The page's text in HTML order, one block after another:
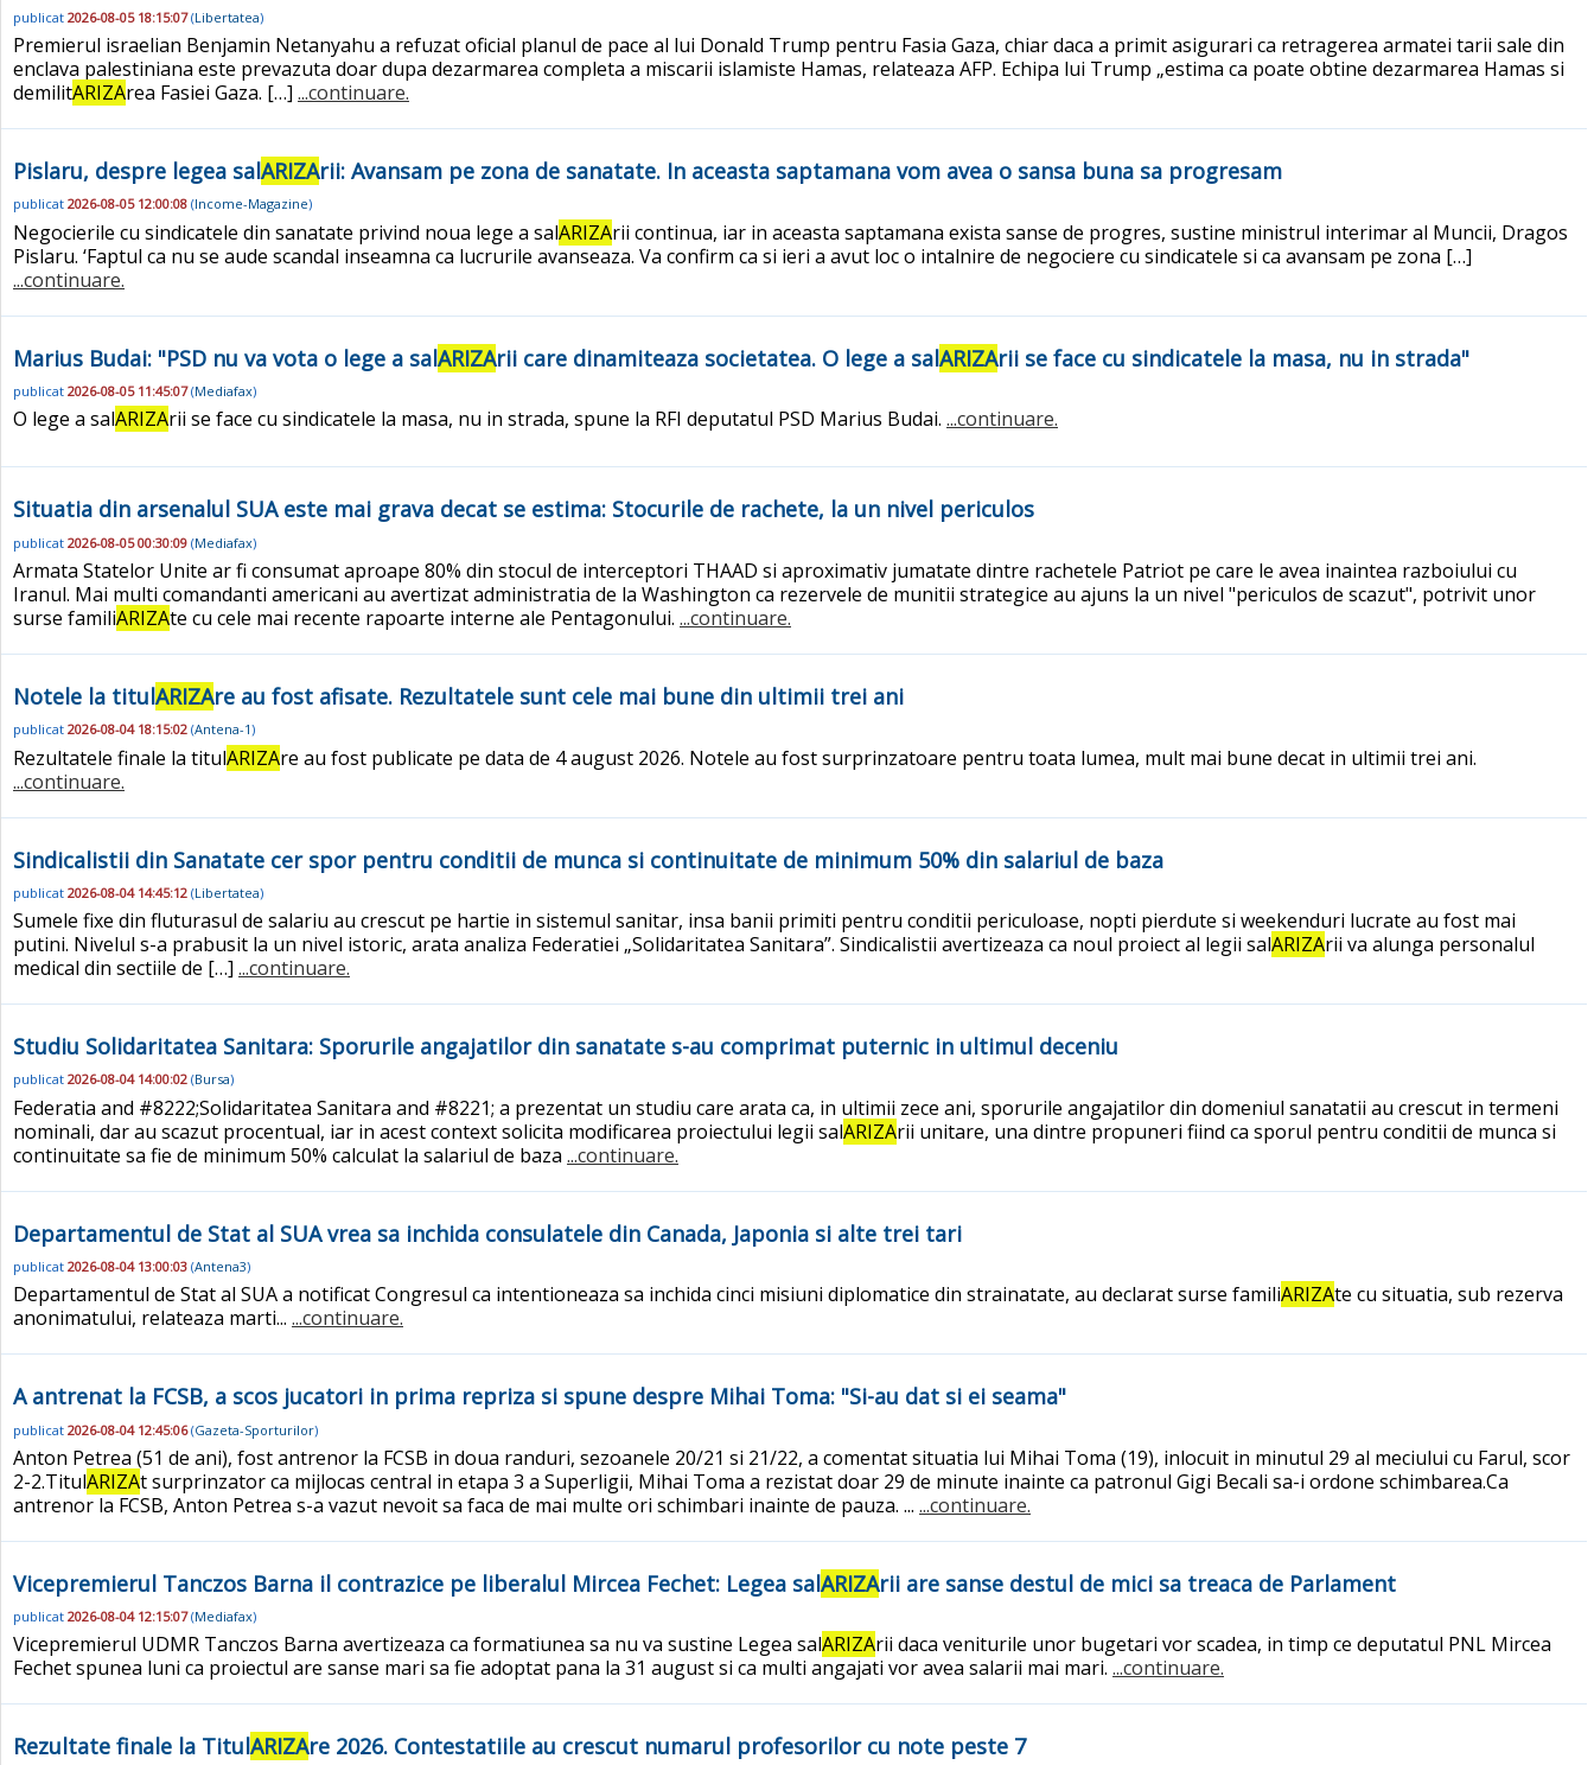
publicat 2026-08-05 18:15:07(Libertatea)
Premierul israelian Benjamin Netanyahu a refuzat oficial planul de pace al lui Donald Trump pentru Fasia Gaza, chiar daca a primit asigurari ca retragerea armatei tarii sale din
enclava palestiniana este prevazuta doar dupa dezarmarea completa a miscarii islamiste Hamas, relateaza AFP. Echipa lui Trump „estima ca poate obtine dezarmarea Hamas si
demilitARIZArea Fasiei Gaza. […] ...continuare.
Pislaru, despre legea salARIZArii: Avansam pe zona de sanatate. In aceasta saptamana vom avea o sansa buna sa progresam
publicat 2026-08-05 12:00:08 (Income-Magazine)
Negocierile cu sindicatele din sanatate privind noua lege a salARIZArii continua, iar in aceasta saptamana exista sanse de progres, sustine ministrul interimar al Muncii, Dragos
Pislaru. ‘Faptul ca nu se aude scandal inseamna ca lucrurile avanseaza. Va confirm ca si ieri a avut loc o intalnire de negociere cu sindicatele si ca avansam pe zona […]
...continuare.
Marius Budai: "PSD nu va vota o lege a salARIZArii care dinamiteaza societatea. O lege a salARIZArii se face cu sindicatele la masa, nu in strada"
publicat 2026-08-05 11:45:07(Mediafax)
O lege a salARIZArii se face cu sindicatele la masa, nu in strada, spune la RFI deputatul PSD Marius Budai. ...continuare.
Situatia din arsenalul SUA este mai grava decat se estima: Stocurile de rachete, la un nivel periculos
publicat 2026-08-05 00:30:09 (Mediafax)
Armata Statelor Unite ar fi consumat aproape 80% din stocul de interceptori THAAD si aproximativ jumatate dintre rachetele Patriot pe care le avea inaintea razboiului cu
Iranul. Mai multi comandanti americani au avertizat administratia de la Washington ca rezervele de munitii strategice au ajuns la un nivel "periculos de scazut", potrivit unor
surse familiARIZAte cu cele mai recente rapoarte interne ale Pentagonului. ...continuare.
Notele la titulARIZAre au fost afisate. Rezultatele sunt cele mai bune din ultimii trei ani
publicat 2026-08-04 18:15:02 (Antena-1)
Rezultatele finale la titulARIZAre au fost publicate pe data de 4 august 2026. Notele au fost surprinzatoare pentru toata lumea, mult mai bune decat in ultimii trei ani.
...continuare.
Sindicalistii din Sanatate cer spor pentru conditii de munca si continuitate de minimum 50% din salariul de baza
publicat 2026-08-04 14:45:12 (Libertatea)
Sumele fixe din fluturasul de salariu au crescut pe hartie in sistemul sanitar, insa banii primiti pentru conditii periculoase, nopti pierdute si weekenduri lucrate au fost mai
putini. Nivelul s-a prabusit la un nivel istoric, arata analiza Federatiei „Solidaritatea Sanitara”. Sindicalistii avertizeaza ca noul proiect al legii salARIZArii va alunga personalul
medical din sectiile de […] ...continuare.
Studiu Solidaritatea Sanitara: Sporurile angajatilor din sanatate s-au comprimat puternic in ultimul deceniu
publicat 2026-08-04 14:00:02 (Bursa)
Federatia and #8222;Solidaritatea Sanitara and #8221; a prezentat un studiu care arata ca, in ultimii zece ani, sporurile angajatilor din domeniul sanatatii au crescut in termeni
nominali, dar au scazut procentual, iar in acest context solicita modificarea proiectului legii salARIZArii unitare, una dintre propuneri fiind ca sporul pentru conditii de munca si
continuitate sa fie de minimum 50% calculat la salariul de baza ...continuare.
Departamentul de Stat al SUA vrea sa inchida consulatele din Canada, Japonia si alte trei tari
publicat 2026-08-04 13:00:03 (Antena3)
Departamentul de Stat al SUA a notificat Congresul ca intentioneaza sa inchida cinci misiuni diplomatice din strainatate, au declarat surse familiARIZAte cu situatia, sub rezerva
anonimatului, relateaza marti... ...continuare.
A antrenat la FCSB, a scos jucatori in prima repriza si spune despre Mihai Toma: "Si-au dat si ei seama"
publicat 2026-08-04 12:45:06(Gazeta-Sporturilor)
Anton Petrea (51 de ani), fost antrenor la FCSB in doua randuri, sezoanele 20/21 si 21/22, a comentat situatia lui Mihai Toma (19), inlocuit in minutul 29 al meciului cu Farul, scor
2-2.TitulARIZAt surprinzator ca mijlocas central in etapa 3 a Superligii, Mihai Toma a rezistat doar 29 de minute inainte ca patronul Gigi Becali sa-i ordone schimbarea.Ca
antrenor la FCSB, Anton Petrea s-a vazut nevoit sa faca de mai multe ori schimbari inainte de pauza. ... ...continuare.
Vicepremierul Tanczos Barna il contrazice pe liberalul Mircea Fechet: Legea salARIZArii are sanse destul de mici sa treaca de Parlament
publicat 2026-08-04 12:15:07(Mediafax)
Vicepremierul UDMR Tanczos Barna avertizeaza ca formatiunea sa nu va sustine Legea salARIZArii daca veniturile unor bugetari vor scadea, in timp ce deputatul PNL Mircea
Fechet spunea luni ca proiectul are sanse mari sa fie adoptat pana la 31 august si ca multi angajati vor avea salarii mai mari. ...continuare.
Rezultate finale la TitulARIZAre 2026. Contestatiile au crescut numarul profesorilor cu note peste 7